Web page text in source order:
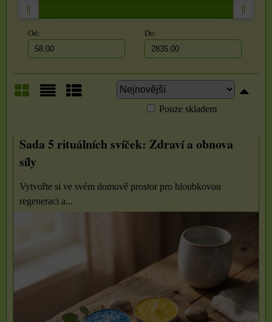
Od: Do:
Pouze skladem
Sada 5 rituálních svíček: Zdraví a obnova
síly
Vytvořte si ve svém domově prostor pro hloubkovou
regeneraci a...